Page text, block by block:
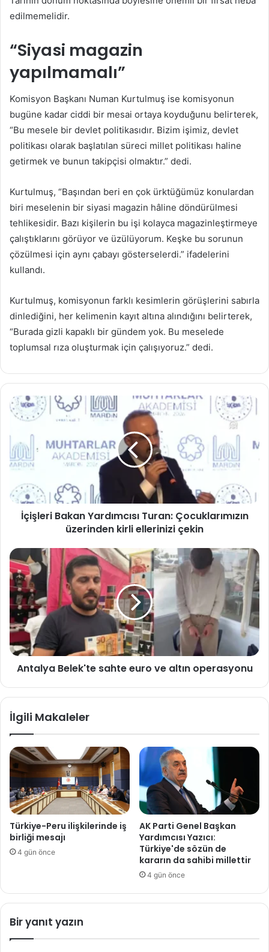
edilmemelidir.
“Siyasi magazin
yapılmamalı”
Komisyon Başkanı Numan Kurtulmuş ise komisyonun
bugüne kadar ciddi bir mesai ortaya koyduğunu belirterek,
“Bu mesele bir devlet politikasıdır. Bizim işimiz, devlet
politikası olarak başlatılan süreci millet politikası haline
getirmek ve bunun takipçisi olmaktır.” dedi.
Kurtulmuş, “Başından beri en çok ürktüğümüz konulardan
biri meselenin bir siyasi magazin hâline döndürülmesi
tehlikesidir. Bazı kişilerin bu işi kolayca magazinleştirmeye
çalıştıklarını görüyor ve üzülüyorum. Keşke bu sorunun
çözülmesi için aynı çabayı gösterselerdi.” ifadelerini
kullandı.
Kurtulmuş, komisyonun farklı kesimlerin görüşlerini sabırla
dinlediğini, her kelimenin kayıt altına alındığını belirterek,
“Burada gizli kapaklı bir gündem yok. Bu meselede
toplumsal rıza oluşturmak için çalışıyoruz.” dedi.
İçişleri
Bakan
Turan:
Çocuklarımızın
üzerinden
ellerinizi
çekin
İçişleri Bakan Yardımcısı Turan: Çocuklarımızın
üzerinden kirli ellerinizi çekin
Antalya
Belek'te
sahte
euro
ve
altın
operasyonu
Antalya Belek'te sahte euro ve altın operasyonu
İlgili Makaleler
Türkiye-Peru ilişkilerinde iş
birliği mesajı
4 gün önce
AK Parti Genel Başkan
Yardımcısı Yazıcı:
Türkiye'de sözün de
kararın da sahibi millettir
4 gün önce
Bir yanıt yazın